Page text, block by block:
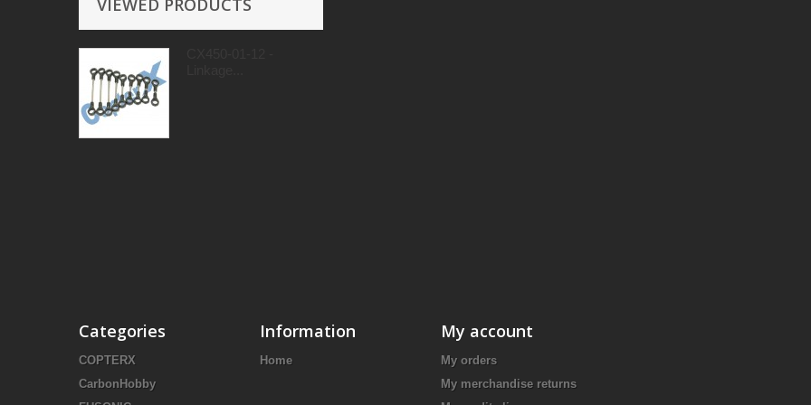
VIEWED PRODUCTS
Categories
COPTERX
CarbonHobby
Information
Home
My account
My orders
My merchandise returns